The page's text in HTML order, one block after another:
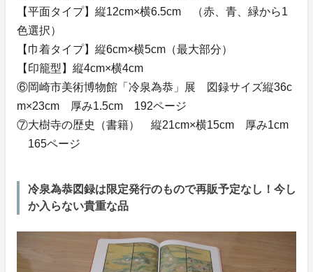
【平面タイプ】縦12cm×横6.5cm （赤、青、緑から1
色選択）
【巾着タイプ】縦6cm×横5cm（最大部分）
【印籠型】縦4cm×横4cm
⑥岡崎市美術博物館「冷泉為恭」展 図録サイズ縦36c
m×23cm 厚み1.5cm 192ページ
⑦大樹寺の歴史（書籍） 縦21cm×横15cm 厚み1cm
165ページ
冷泉為恭図録は限定発行のもので再販予定なし！今し
か入らない貴重な品